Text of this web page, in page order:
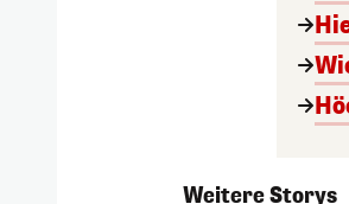
Weitere Storys